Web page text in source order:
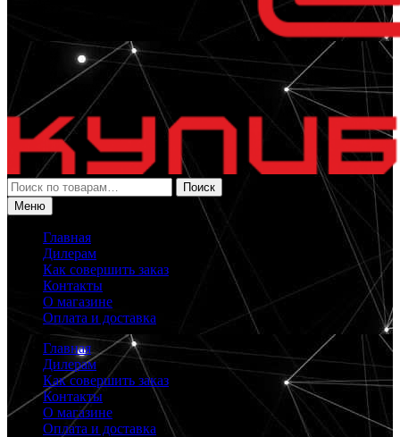
Искать:
Поиск
Меню
Главная
Дилерам
Как совершить заказ
Контакты
О магазине
Оплата и доставка
Главная
Дилерам
Как совершить заказ
Контакты
О магазине
Оплата и доставка